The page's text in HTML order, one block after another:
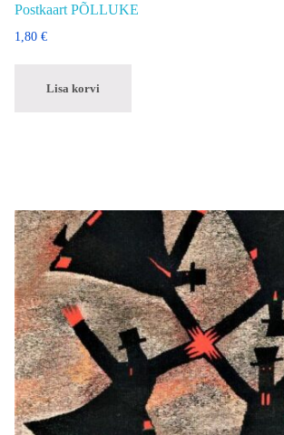
Postkaart PÕLLUKE
1,80 €
Lisa korvi